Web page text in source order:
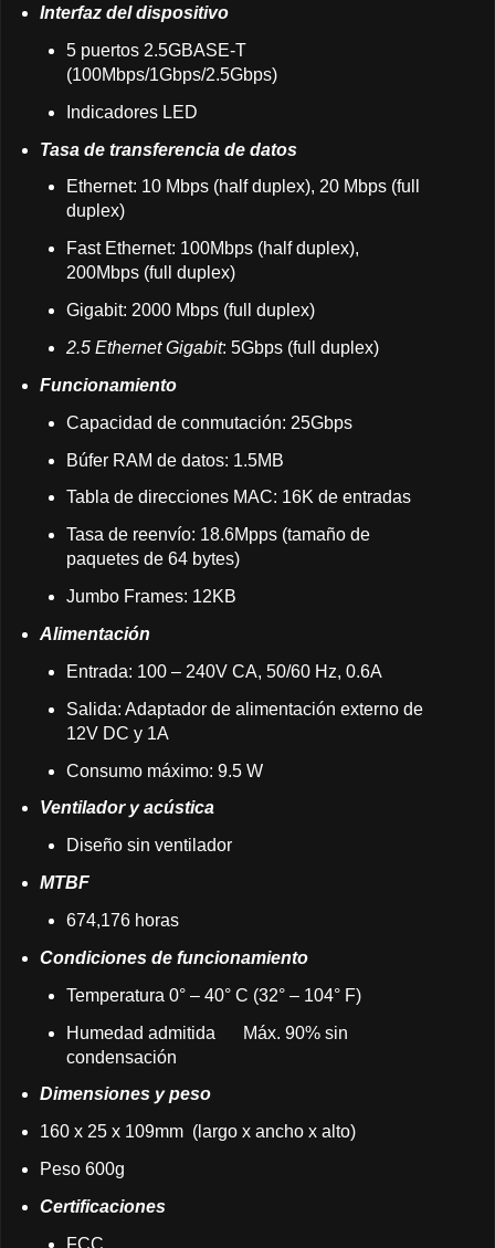
Interfaz del dispositivo
5 puertos 2.5GBASE-T
(100Mbps/1Gbps/2.5Gbps)
Indicadores LED
Tasa de transferencia de datos
Ethernet: 10 Mbps (half duplex), 20 Mbps (full
duplex)
Fast Ethernet: 100Mbps (half duplex),
200Mbps (full duplex)
Gigabit: 2000 Mbps (full duplex)
2.5 Ethernet Gigabit: 5Gbps (full duplex)
Funcionamiento
Capacidad de conmutación: 25Gbps
Búfer RAM de datos: 1.5MB
Tabla de direcciones MAC: 16K de entradas
Tasa de reenvío: 18.6Mpps (tamaño de
paquetes de 64 bytes)
Jumbo Frames: 12KB
Alimentación
Entrada: 100 – 240V CA, 50/60 Hz, 0.6A
Salida: Adaptador de alimentación externo de
12V DC y 1A
Consumo máximo: 9.5 W
Ventilador y acústica
Diseño sin ventilador
MTBF
674,176 horas
Condiciones de funcionamiento
Temperatura 0° – 40° C (32° – 104° F)
Humedad admitida
Máx. 90% sin
condensación
Dimensiones y peso
160 x 25 x 109mm (largo x ancho x alto)
Peso 600g
Certificaciones
FCC